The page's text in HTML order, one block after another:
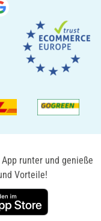
runter und genieße
Vorteile!